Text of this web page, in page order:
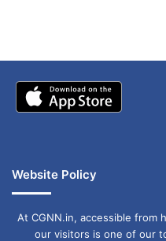
Website Policy
At CGNN.in, accessible
our visitors is one of our